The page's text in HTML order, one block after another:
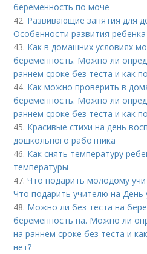
беременность по моче
42. Развивающие занятия для
Особенности развития
43. Как в домашних условиях
беременность. Можно ли
раннем сроке без теста и как
44. Как можно проверить в
беременность. Можно ли
раннем сроке без теста и как
45. Красивые стихи на день
дошкольного работника
46. Как снять температуру
температуры
47.Что подарить молодому
Что подарить учителю на День
48. Можно ли без теста на
беременность на. Можно ли
на раннем сроке без теста и
нет?